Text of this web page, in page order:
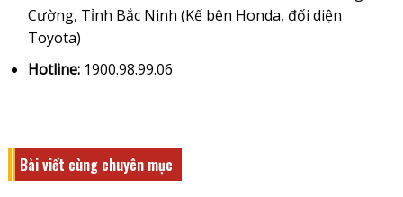
Cường, Tỉnh Bắc Ninh (Kế bên Honda, đối diện
Toyota)
Hotline:1900.98.99.06
Bài viết cùng chuyên mục